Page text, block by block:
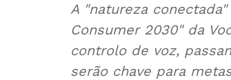
A "natureza
Consumer 2030" da
controlo de voz,
serão chave para